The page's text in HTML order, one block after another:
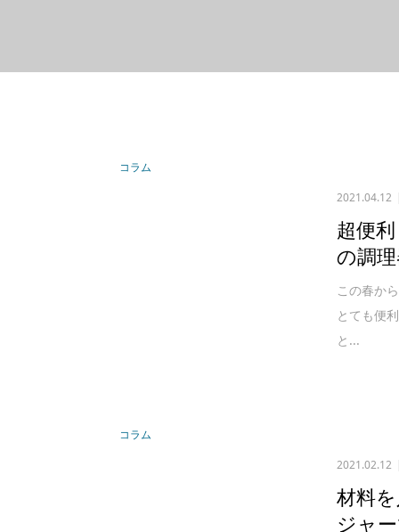
コラム
2021.04.12
超便
の調
この春か
とても便
と...
コラム
2021.02.12
材料
ジャ